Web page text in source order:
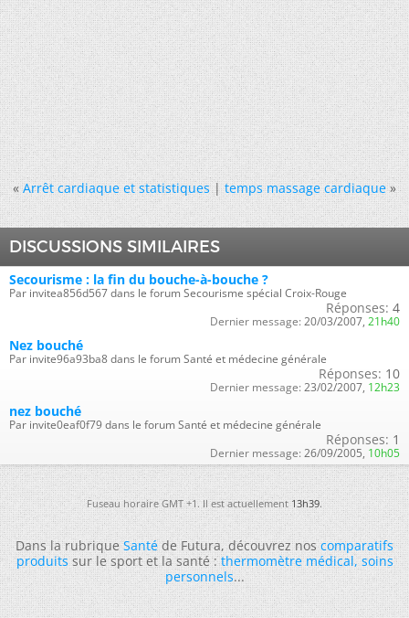
« Arrêt cardiaque et statistiques|temps massage cardiaque »
DISCUSSIONS SIMILAIRES
Secourisme : la fin du bouche-à-bouche ?
Par invitea856d567 dans le forum Secourisme spécial Croix-Rouge
Réponses: 4
Dernier message: 20/03/2007, 21h40
Nez bouché
Par invite96a93ba8 dans le forum Santé et médecine générale
Réponses: 10
Dernier message: 23/02/2007, 12h23
nez bouché
Par invite0eaf0f79 dans le forum Santé et médecine générale
Réponses: 1
Dernier message: 26/09/2005, 10h05
Fuseau horaire GMT +1. Il est actuellement13h39.
Dans la rubriqueSantéde Futura, découvrez noscomparatifs
produitssur le sport et la santé :thermomètre médical,soins
personnels...